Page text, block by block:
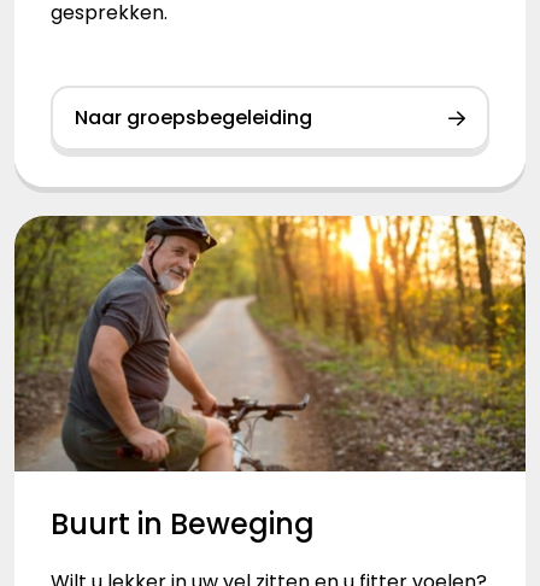
gesprekken.
Naar groepsbegeleiding
Buurt in Beweging